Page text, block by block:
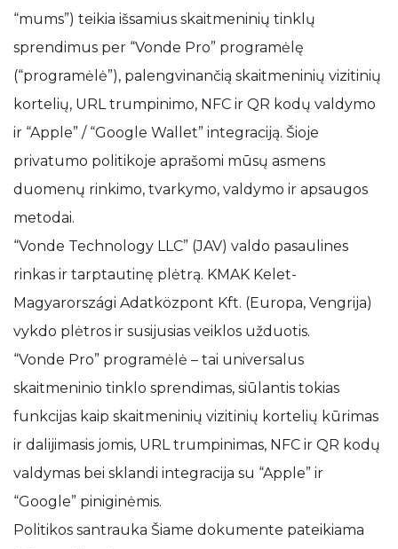
“mums”) teikia išsamius skaitmeninių tinklų
sprendimus per “Vonde Pro” programėlę
(“programėlė”), palengvinančią skaitmeninių vizitinių
kortelių, URL trumpinimo, NFC ir QR kodų valdymo
ir “Apple” / “Google Wallet” integraciją. Šioje
privatumo politikoje aprašomi mūsų asmens
duomenų rinkimo, tvarkymo, valdymo ir apsaugos
metodai.
“Vonde Technology LLC” (JAV) valdo pasaulines
rinkas ir tarptautinę plėtrą. KMAK Kelet-
Magyarországi Adatközpont Kft. (Europa, Vengrija)
vykdo plėtros ir susijusias veiklos užduotis.
“Vonde Pro” programėlė – tai universalus
skaitmeninio tinklo sprendimas, siūlantis tokias
funkcijas kaip skaitmeninių vizitinių kortelių kūrimas
ir dalijimasis jomis, URL trumpinimas, NFC ir QR kodų
valdymas bei sklandi integracija su “Apple” ir
“Google” piniginėmis.
Politikos santrauka Šiame dokumente pateikiama